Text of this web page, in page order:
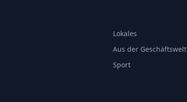
Lokales
Aus der Geschäftswelt
Sport